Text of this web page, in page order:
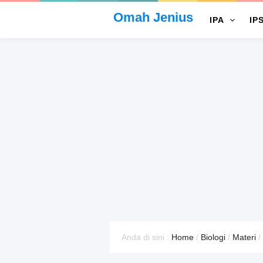
Omah Jenius IPA
Anda di sini : Home / Biologi / Materi /